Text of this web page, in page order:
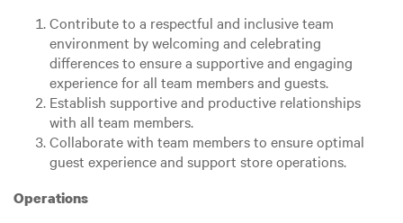
Contribute to a respectful and inclusive team
environment by welcoming and celebrating
differences to ensure a supportive and engaging
experience for all team members and guests.
Establish supportive and productive relationships
with all team members.
Collaborate with team members to ensure optimal
guest experience and support store operations.
Operations